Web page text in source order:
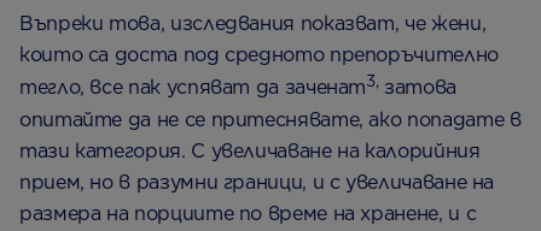
Въпреки това, изследвания показват, че жени,
които са доста под средното препоръчително
тегло, все пак успяват да заченат3,затова
опитайте да не се притеснявате, ако попадате в
тази категория. С увеличаване на калорийния
прием, но в разумни граници, и с увеличаване на
размера на порциите по време на хранене, и с